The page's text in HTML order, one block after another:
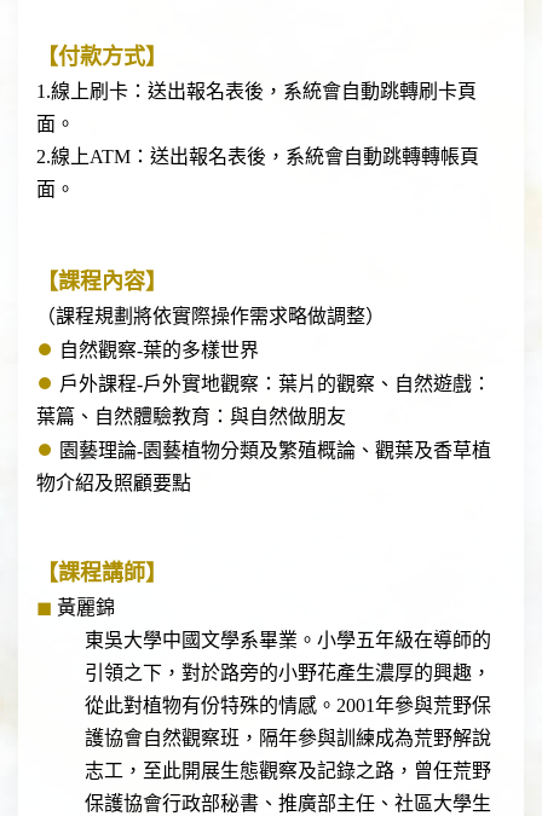
【付款方式】
1.線上刷卡：送出報名表後，系統會自動跳轉刷卡頁
面。
2.線上ATM：送出報名表後，系統會自動跳轉轉帳頁
面。
【課程內容】
（課程規劃將依實際操作需求略做調整）
⏺︎ 自然觀察-葉的多樣世界
⏺︎ 戶外課程-戶外實地觀察：葉片的觀察、自然遊戲：
葉篇、自然體驗教育：與自然做朋友
⏺︎ 園藝理論-園藝植物分類及繁殖概論、觀葉及香草植
物介紹及照顧要點
【課程講師】
◼ 黃麗錦
東吳大學中國文學系畢業。小學五年級在導師的
引領之下，對於路旁的小野花產生濃厚的興趣，
從此對植物有份特殊的情感。2001年參與荒野保
護協會自然觀察班，隔年參與訓練成為荒野解說
志工，至此開展生態觀察及記錄之路，曾任荒野
保護協會行政部秘書、推廣部主任、社區大學生